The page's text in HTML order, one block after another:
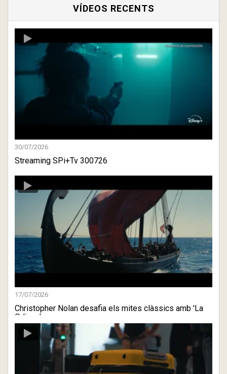
VÍDEOS RECENTS
30/07/2026
Streaming SPi+Tv 300726
17/07/2026
Christopher Nolan desafia els mites clàssics amb 'La
Odisea'